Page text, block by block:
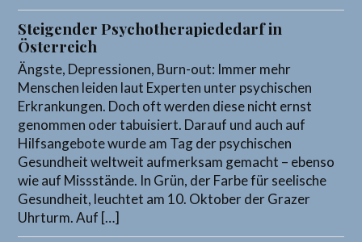
Steigender Psychotherapiededarf in
Österreich
Ängste, Depressionen, Burn-out: Immer mehr
Menschen leiden laut Experten unter psychischen
Erkrankungen. Doch oft werden diese nicht ernst
genommen oder tabuisiert. Darauf und auch auf
Hilfsangebote wurde am Tag der psychischen
Gesundheit weltweit aufmerksam gemacht – ebenso
wie auf Missstände. In Grün, der Farbe für seelische
Gesundheit, leuchtet am 10. Oktober der Grazer
Uhrturm. Auf […]